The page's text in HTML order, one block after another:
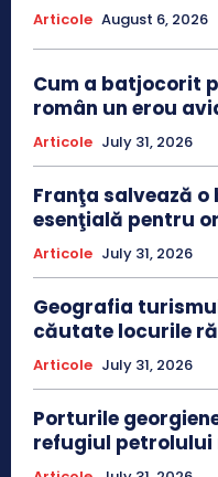
Articole August 6, 2026
Cum a batjocorit
român un erou
Articole July 31, 2026
Franţa salvează o
esenţială pentru
Articole July 31, 2026
Geografia
căutate locurile
Articole July 31, 2026
Porturile
refugiul petrolului